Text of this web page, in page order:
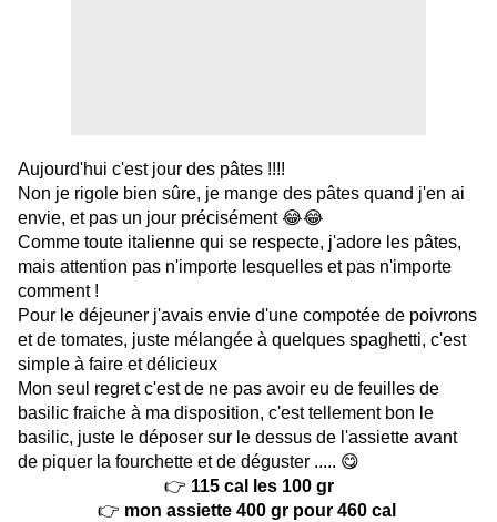
Aujourd'hui c'est jour des pâtes !!!!
Non je rigole bien sûre, je mange des pâtes quand j'en ai
envie, et pas un jour précisément 😂😂
Comme toute italienne qui se respecte, j'adore les pâtes,
mais attention pas n'importe lesquelles et pas n'importe
comment !
Pour le déjeuner j'avais envie d'une compotée de poivrons
et de tomates, juste mélangée à quelques spaghetti, c'est
simple à faire et délicieux
Mon seul regret c'est de ne pas avoir eu de feuilles de
basilic fraiche à ma disposition, c'est tellement bon le
basilic, juste le déposer sur le dessus de l'assiette avant
de piquer la fourchette et de déguster ..... 😋
👉 115 cal les 100 gr
👉 mon assiette 400 gr pour 460 cal